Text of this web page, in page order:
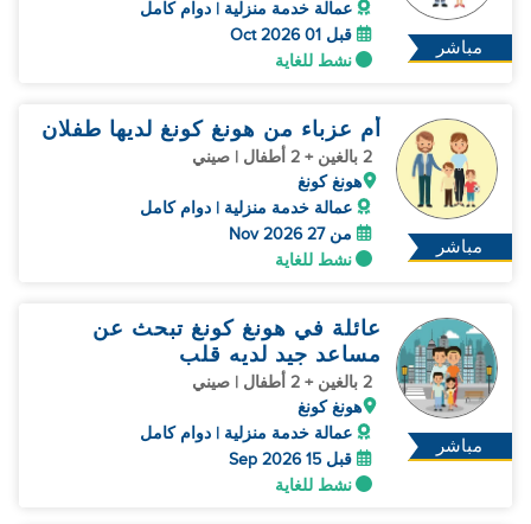
مباشر
عمالة خدمة منزلية | دوام كامل
قبل 01 Oct 2026
نشط للغاية
مباشر
أم عزباء من هونغ كونغ لديها طفلان
2 بالغين + 2 أطفال | صيني
هونغ كونغ
عمالة خدمة منزلية | دوام كامل
من 27 Nov 2026
نشط للغاية
مباشر
عائلة في هونغ كونغ تبحث عن
مساعد جيد لديه قلب
2 بالغين + 2 أطفال | صيني
هونغ كونغ
عمالة خدمة منزلية | دوام كامل
قبل 15 Sep 2026
نشط للغاية